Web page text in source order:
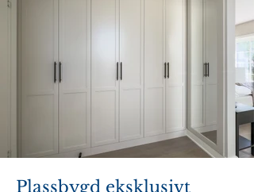
Plassbygd eksklusivt